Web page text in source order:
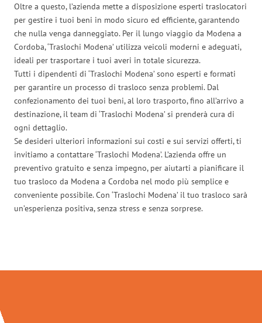
Oltre a questo, l’azienda mette a disposizione esperti traslocatori
per gestire i tuoi beni in modo sicuro ed efficiente, garantendo
che nulla venga danneggiato. Per il lungo viaggio da Modena a
Cordoba, ‘Traslochi Modena’ utilizza veicoli moderni e adeguati,
ideali per trasportare i tuoi averi in totale sicurezza.
Tutti i dipendenti di ‘Traslochi Modena’ sono esperti e formati
per garantire un processo di trasloco senza problemi. Dal
confezionamento dei tuoi beni, al loro trasporto, fino all’arrivo a
destinazione, il team di ‘Traslochi Modena’ si prenderà cura di
ogni dettaglio.
Se desideri ulteriori informazioni sui costi e sui servizi offerti, ti
invitiamo a contattare ‘Traslochi Modena’. L’azienda offre un
preventivo gratuito e senza impegno, per aiutarti a pianificare il
tuo trasloco da Modena a Cordoba nel modo più semplice e
conveniente possibile. Con ‘Traslochi Modena’ il tuo trasloco sarà
un’esperienza positiva, senza stress e senza sorprese.